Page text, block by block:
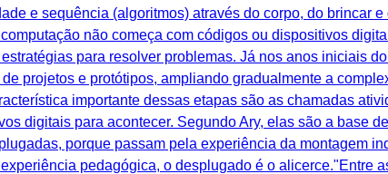
e sequência (algoritmos) através do corpo, do brincar
não começa com códigos ou dispositivos
para resolver problemas. Já nos anos iniciais
projetos e protótipos, ampliando gradualmente a
importante dessas etapas são as chamadas
digitais para acontecer. Segundo Ary, elas são a base
porque passam pela experiência da montagem
pedagógica, o desplugado é o alicerce."Entre